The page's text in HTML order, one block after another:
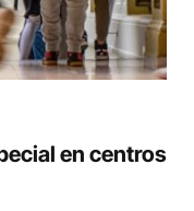
en centros